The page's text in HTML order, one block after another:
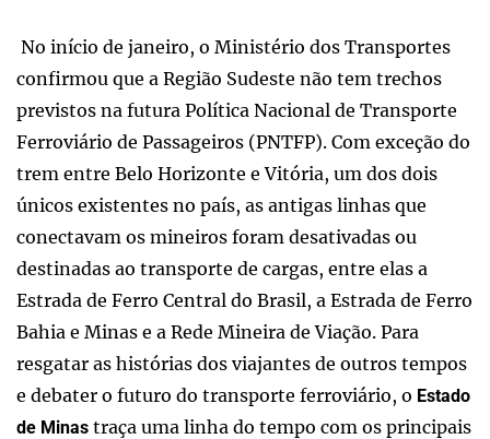
No início de janeiro, o Ministério dos Transportes
confirmou que a Região Sudeste não tem trechos
previstos na futura Política Nacional de Transporte
Ferroviário de Passageiros (PNTFP). Com exceção do
trem entre Belo Horizonte e Vitória, um dos dois
únicos existentes no país, as antigas linhas que
conectavam os mineiros foram desativadas ou
destinadas ao transporte de cargas, entre elas a
Estrada de Ferro Central do Brasil, a Estrada de Ferro
Bahia e Minas e a Rede Mineira de Viação. Para
resgatar as histórias dos viajantes de outros tempos
e debater o futuro do transporte ferroviário, o Estado
de Minas traça uma linha do tempo com os principais